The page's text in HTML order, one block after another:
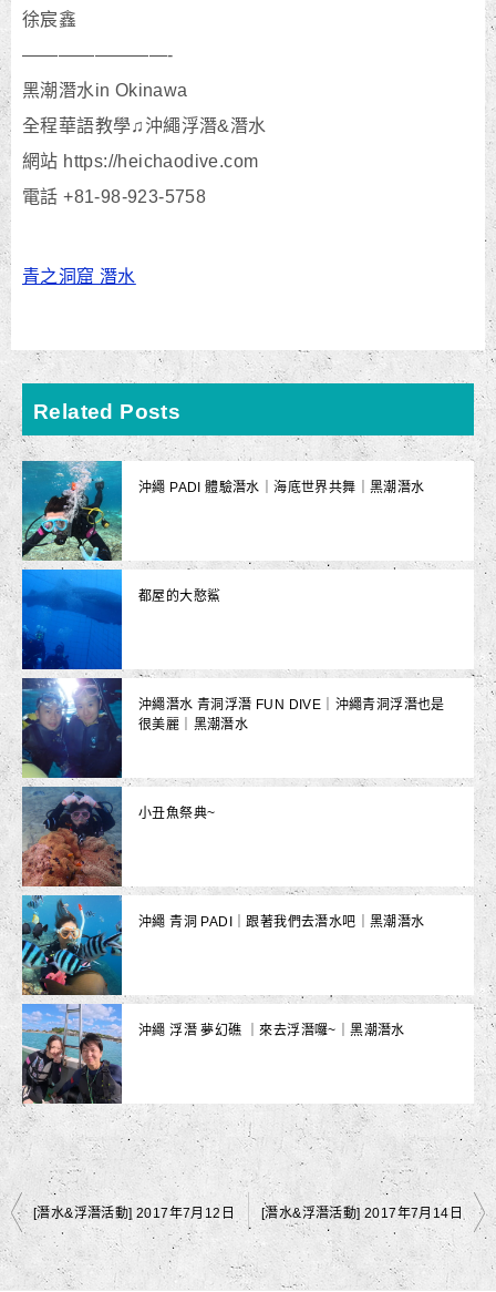
徐宸鑫
————————-
黑潮潛水in Okinawa
全程華語教學♫沖繩浮潛&潛水
網站 https://heichaodive.com
電話 +81-98-923-5758
青之洞窟 潛水
Related Posts
沖繩 PADI 體驗潛水｜海底世界共舞｜黑潮潛水
都屋的大憨鯊
沖繩潛水 青洞浮潛 FUN DIVE｜沖繩青洞浮潛也是
很美麗｜黑潮潛水
小丑魚祭典~
沖繩 青洞 PADI｜跟著我們去潛水吧｜黑潮潛水
沖繩 浮潛 夢幻礁 ｜來去浮潛囉~｜黑潮潛水
文
章
導
[潛水&浮潛活動] 2017年7月12日 [潛水&浮潛活動] 2017年7月14日